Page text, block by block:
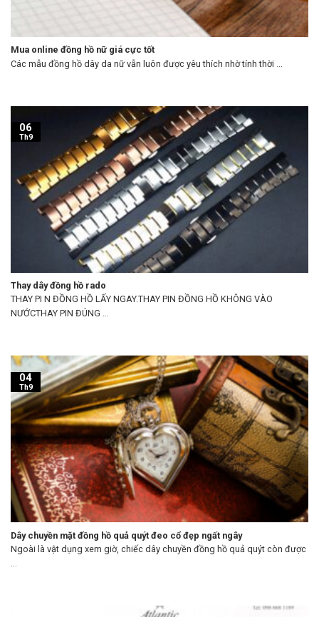
Mua online đồng hồ nữ giá cực tốt
Các mẫu đồng hồ dây da nữ vẫn luôn được yêu thích nhờ tính thời ...
Thay dây đồng hồ rado
THAY PI N ĐỒNG HỒ LẤY NGAY.THAY PIN ĐỒNG HỒ KHÔNG VÀO
NƯỚCTHAY PIN ĐÚNG ...
06
Th9
Dây chuyền mặt đồng hồ quả quýt đeo cổ đẹp ngất ngây
Ngoài là vật dụng xem giờ, chiếc dây chuyền đồng hồ quả quýt còn được
04
Th9